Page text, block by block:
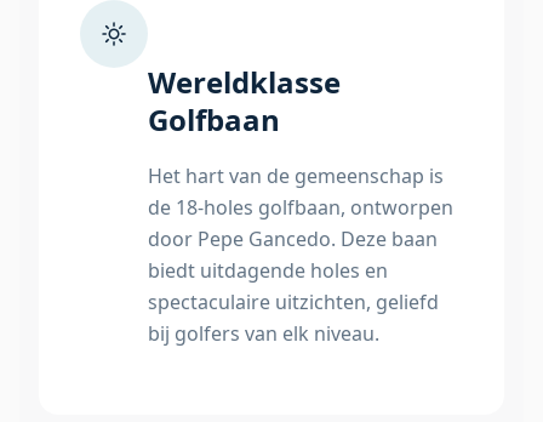
Wereldklasse
Golfbaan
Het hart van de gemeenschap is
de 18-holes golfbaan, ontworpen
door Pepe Gancedo. Deze baan
biedt uitdagende holes en
spectaculaire uitzichten, geliefd
bij golfers van elk niveau.